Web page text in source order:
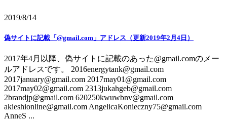
2019/8/14
偽サイトに記載「@gmail.com」アドレス（更新2019年2月4日）
2017年4月以降、偽サイトに記載のあった@gmail.comのメー
ルアドレスです。 2016energytank@gmail.com
2017january@gmail.com 2017may01@gmail.com
2017may02@gmail.com 2313jukahgeb@gmail.com
2brandjp@gmail.com 620250kwuwbnv@gmail.com
akieshionline@gmail.com AngelicaKonieczny75@gmail.com
AnneS ...